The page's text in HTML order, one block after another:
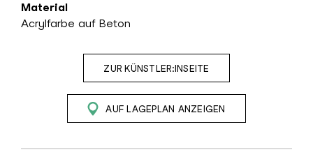
Material
Acrylfarbe auf Beton
ZUR KÜNSTLER:INSEITE
AUF LAGEPLAN ANZEIGEN